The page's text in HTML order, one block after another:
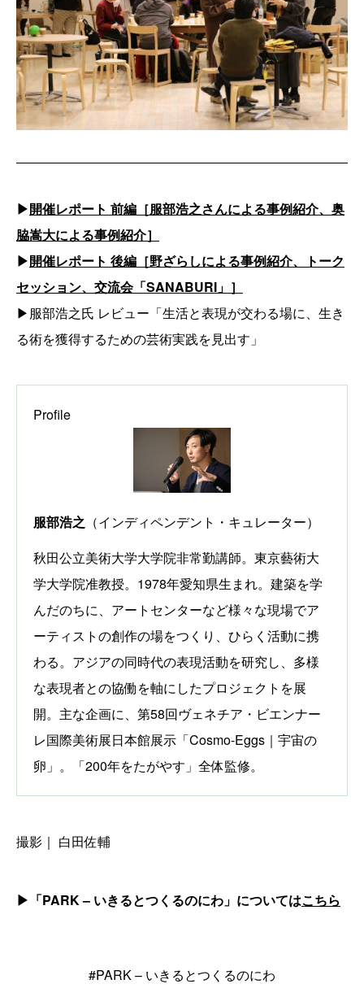
▶︎開催レポート 前編［服部浩之さんによる事例紹介、奥
脇嵩大による事例紹介］
▶︎開催レポート 後編［野ざらしによる事例紹介、トーク
セッション、交流会「SANABURI」］
▶︎服部浩之氏 レビュー「生活と表現が交わる場に、生き
る術を獲得するための芸術実践を見出す」
Profile
服部浩之 （インディペンデント・キュレーター）
秋田公立美術大学大学院非常勤講師。東京藝術大
学大学院准教授。1978年愛知県生まれ。建築を学
んだのちに、アートセンターなど様々な現場でア
ーティストの創作の場をつくり、ひらく活動に携
わる。アジアの同時代の表現活動を研究し、多様
な表現者との協働を軸にしたプロジェクトを展
開。主な企画に、第58回ヴェネチア・ビエンナー
レ国際美術展日本館展示「Cosmo-Eggs｜宇宙の
卵」。「200年をたがやす」全体監修。
撮影｜ 白田佐輔
▶︎「PARK – いきるとつくるのにわ」についてはこちら
#PARK – いきるとつくるのにわ